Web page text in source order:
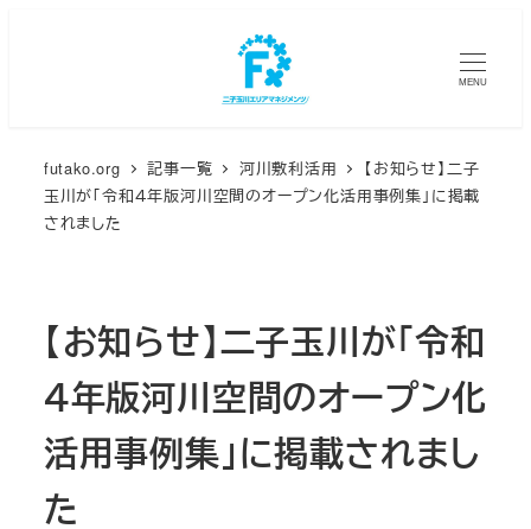
MENU
futako.org 記事一覧 河川敷利活用
【お知らせ】二子
玉川が「令和４年版河川空間のオープン化活用事例集」に掲載
されました
【お知らせ】二子玉川が「令和
４年版河川空間のオープン化
活用事例集」に掲載されまし
た